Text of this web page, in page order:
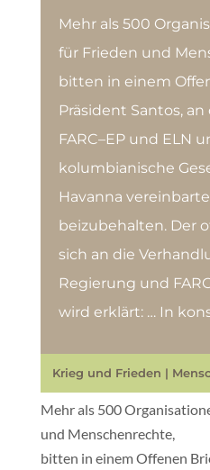
Mehr als 500
für Frieden und
bitten in einem
Präsident Santos,
FARC–EP und ELN
kolumbianische
Havanna
beizubehalten. Der
sich an die
Regierung und
wird erklärt: … In
Krieg und Frieden |
Mehr als 500
und Menschenrechte,
bitten in einem Offenen